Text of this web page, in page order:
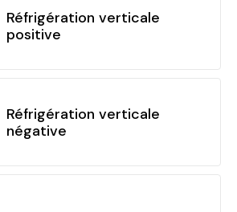
Réfrigération verticale
positive
Réfrigération verticale
négative